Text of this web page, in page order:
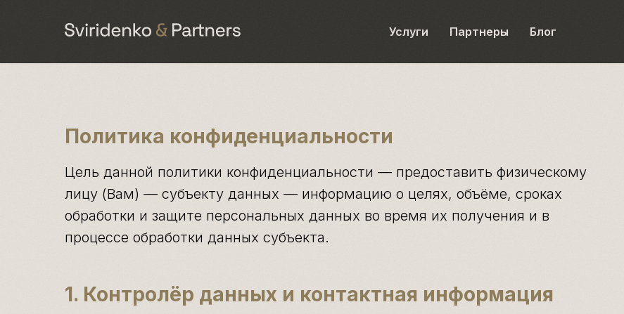
Услуги Партнеры Блог
Политика конфиденциальности
Цель данной политики конфиденциальности — предоставить физическому
лицу (Вам) — субъекту данных — информацию о целях, объёме, сроках
обработки и защите персональных данных во время их получения и в
процессе обработки данных субъекта.
1. Контролёр данных и контактная информация